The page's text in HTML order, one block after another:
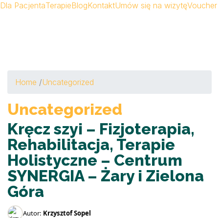
Dla PacjentaTerapieBlogKontaktUmów się na wizytęVoucher
Home /Uncategorized
Uncategorized
Kręcz szyi – Fizjoterapia,
Rehabilitacja, Terapie
Holistyczne – Centrum
SYNERGIA – Żary i Zielona
Góra
Autor: Krzysztof Sopel